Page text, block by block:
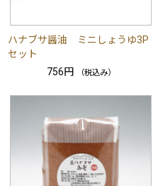
ハナブサ醤油 ミニしょうゆ3P
セット
756円
（税込み）